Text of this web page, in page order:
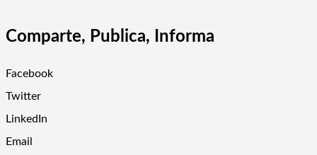
Comparte, Publica, Informa
Facebook
Twitter
LinkedIn
Email